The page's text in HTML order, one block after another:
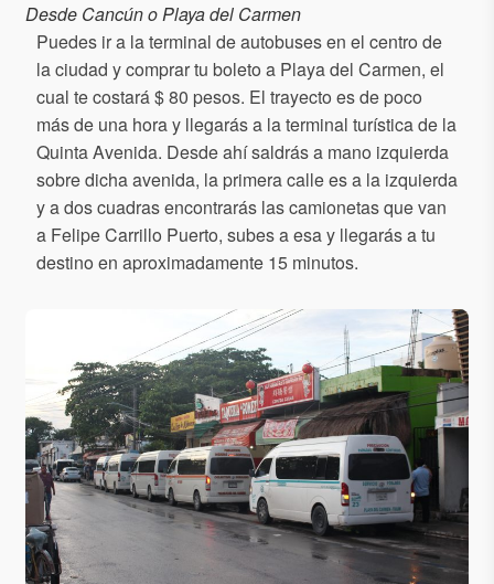
Desde Cancún o Playa del Carmen
Puedes ir a la terminal de autobuses en el centro de
la ciudad y comprar tu boleto a Playa del Carmen, el
cual te costará $ 80 pesos. El trayecto es de poco
más de una hora y llegarás a la terminal turística de la
Quinta Avenida. Desde ahí saldrás a mano izquierda
sobre dicha avenida, la primera calle es a la izquierda
y a dos cuadras encontrarás las camionetas que van
a Felipe Carrillo Puerto, subes a esa y llegarás a tu
destino en aproximadamente 15 minutos.